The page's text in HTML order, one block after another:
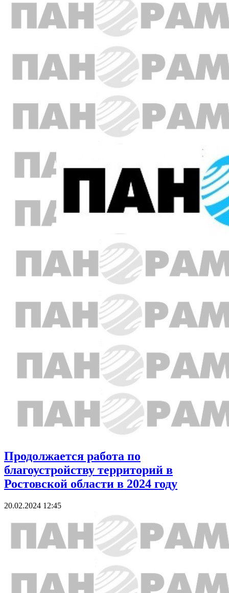
Продолжается работа по
благоустройству территорий в
Ростовской области в 2024 году
20.02.2024 12:45